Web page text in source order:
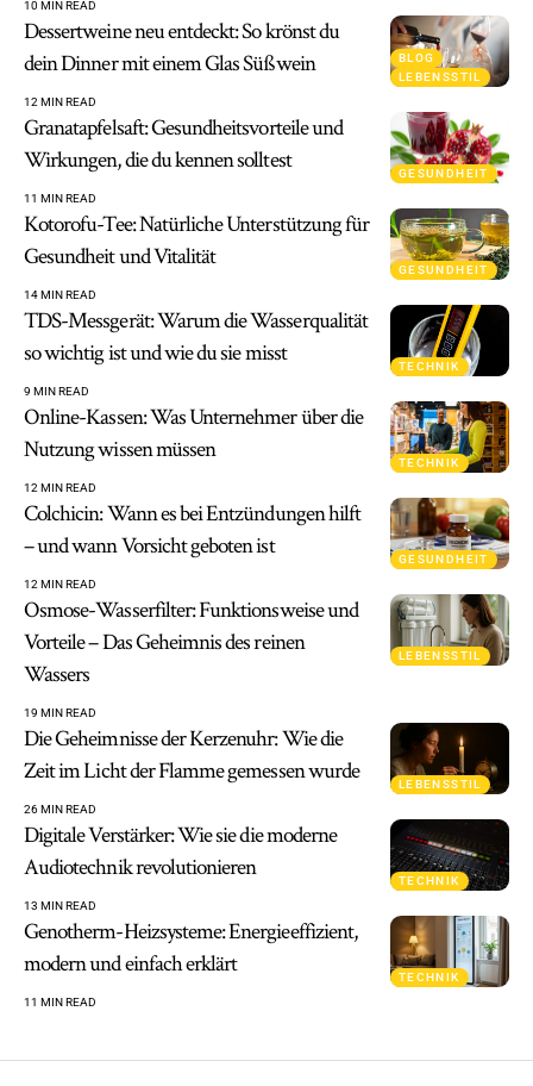
10 MIN READ
BLOG
LEBENSSTIL
Dessertweine neu entdeckt: So krönst du
dein Dinner mit einem Glas Süßwein
12 MIN READ
GESUNDHEIT
Granatapfelsaft: Gesundheitsvorteile und
Wirkungen, die du kennen solltest
11 MIN READ
GESUNDHEIT
Kotorofu-Tee: Natürliche Unterstützung für
Gesundheit und Vitalität
14 MIN READ
TECHNIK
TDS-Messgerät: Warum die Wasserqualität
so wichtig ist und wie du sie misst
9 MIN READ
TECHNIK
Online-Kassen: Was Unternehmer über die
Nutzung wissen müssen
12 MIN READ
GESUNDHEIT
Colchicin: Wann es bei Entzündungen hilft
– und wann Vorsicht geboten ist
12 MIN READ
LEBENSSTIL
Osmose-Wasserfilter: Funktionsweise und
Vorteile – Das Geheimnis des reinen
Wassers
19 MIN READ
LEBENSSTIL
Die Geheimnisse der Kerzenuhr: Wie die
Zeit im Licht der Flamme gemessen wurde
26 MIN READ
TECHNIK
Digitale Verstärker: Wie sie die moderne
Audiotechnik revolutionieren
13 MIN READ
TECHNIK
Genotherm-Heizsysteme: Energieeffizient,
modern und einfach erklärt
11 MIN READ